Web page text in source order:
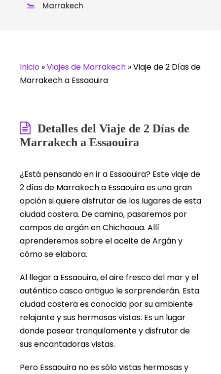
Marrakech
Inicio »Viajes de Marrakech »Viaje de 2 Días de
Marrakech a Essaouira
Detalles del Viaje de 2 Días de
Marrakech a Essaouira
¿Está pensando en ir a Essaouira? Este viaje de
2 días de Marrakech a Essaouira es una gran
opción si quiere disfrutar de los lugares de esta
ciudad costera. De camino, pasaremos por
campos de argán en Chichaoua. Allí
aprenderemos sobre el aceite de Argán y
cómo se elabora.
Al llegar a Essaouira, el aire fresco del mar y el
auténtico casco antiguo le sorprenderán. Esta
ciudad costera es conocida por su ambiente
relajante y sus hermosas vistas. Es un lugar
donde pasear tranquilamente y disfrutar de
sus encantadoras vistas.
Pero Essaouira no es sólo vistas hermosas y